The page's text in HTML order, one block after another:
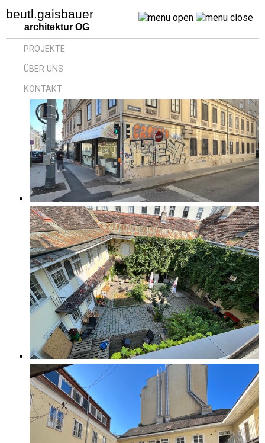
beutl.gaisbauer
architektur OG
PROJEKTE
ÜBER UNS
KONTAKT